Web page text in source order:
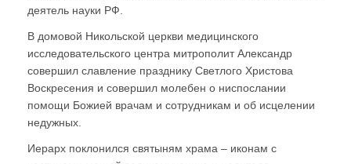
деятель науки РФ.
В домовой Никольской церкви медицинского
исследовательского центра митрополит Александр
совершил славление празднику Светлого Христова
Воскресения и совершил молебен о ниспослании
помощи Божией врачам и сотрудникам и об исцелении
недужных.
Иерарх поклонился святыням храма – иконам с